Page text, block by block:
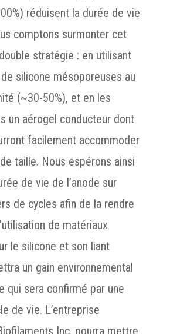
réduisent la durée de vie
comptons surmonter cet
stratégie : en utilisant
silicone mésoporeuses au
(~30-50%), et en les
un aérogel conducteur dont
facilement accommoder
taille. Nous espérons ainsi
de vie de l’anode sur
de cycles afin de la rendre
de matériaux
le silicone et son liant
un gain environnemental
qui sera confirmé par une
de vie. L’entreprise
Inc. pourra mettre